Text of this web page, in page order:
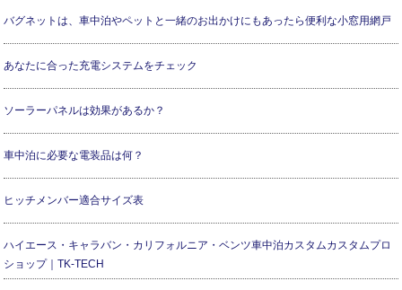
バグネットは、車中泊やペットと一緒のお出かけにもあったら便利な小窓用網戸
あなたに合った充電システムをチェック
ソーラーパネルは効果があるか？
車中泊に必要な電装品は何？
ヒッチメンバー適合サイズ表
ハイエース・キャラバン・カリフォルニア・ベンツ車中泊カスタムカスタムプロ
ショップ｜TK-TECH